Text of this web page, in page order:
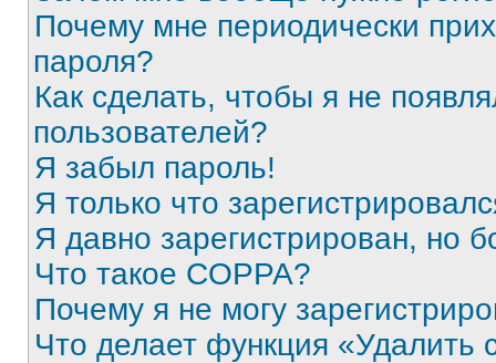
Почему мне периодически
пароля?
Как сделать, чтобы я не
пользователей?
Я забыл пароль!
Я только что
Я давно зарегистрирован, но
Что такое COPPA?
Почему я не могу
Что делает функция «Удалить